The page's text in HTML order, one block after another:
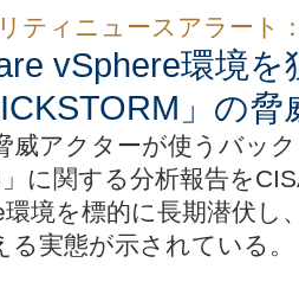
ティニュースアラート
vSphere環境
」の
威アクターが使うバッ
」に関する分析報告を
境を標的に長期潜伏し
実態が示されている。